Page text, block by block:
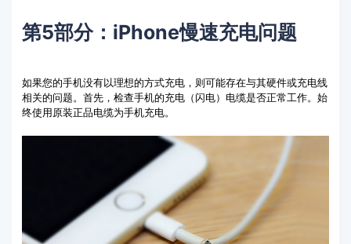
第5部分：iPhone慢速充电问题
如果您的手机没有以理想的方式充电，则可能存在与其硬件或充电线
相关的问题。首先，检查手机的充电（闪电）电缆是否正常工作。始
终使用原装正品电缆为手机充电。